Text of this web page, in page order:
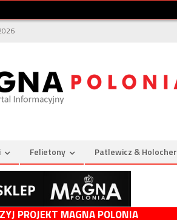
Felietony Patlewicz & Holocher
PROJEKT MAGNA POLONIA